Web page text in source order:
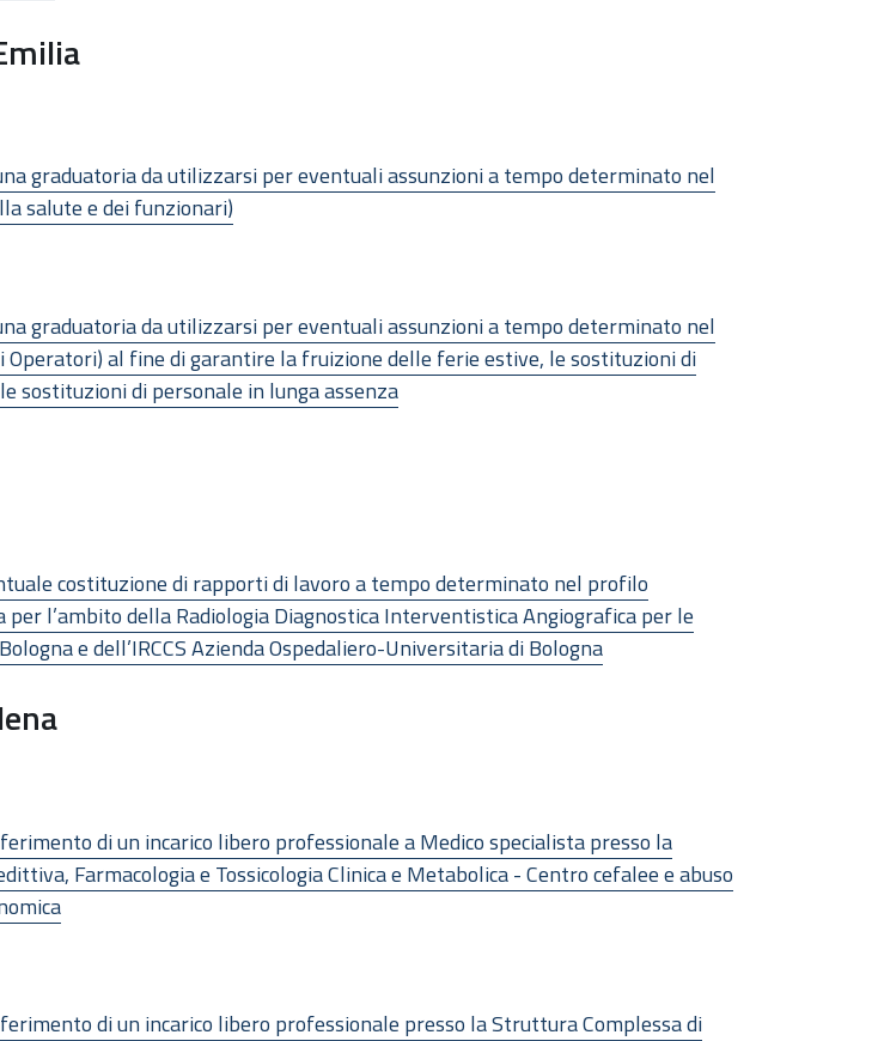
graduatoria da utilizzarsi per eventuali assunzioni a tempo determinato nel
salute e dei funzionari)
graduatoria da utilizzarsi per eventuali assunzioni a tempo determinato nel
al fine di garantire la fruizione delle ferie estive, le sostituzioni di
sostituzioni di personale in lunga assenza
costituzione di rapporti di lavoro a tempo determinato nel profilo
l’ambito della Radiologia Diagnostica Interventistica Angiografica per le
e dell’IRCCS Azienda Ospedaliero-Universitaria di Bologna
di un incarico libero professionale a Medico specialista presso la
Farmacologia e Tossicologia Clinica e Metabolica - Centro cefalee e abuso
di un incarico libero professionale presso la Struttura Complessa di